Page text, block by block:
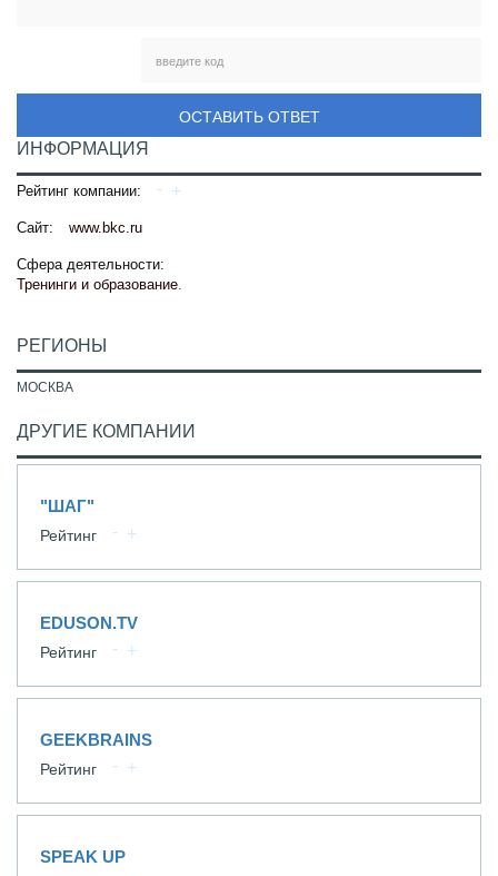
ОСТАВИТЬ ОТВЕТ
ИНФОРМАЦИЯ
Рейтинг компании:
Сайт: www.bkc.ru
Сфера деятельности:
Тренинги и образование.
РЕГИОНЫ
МОСКВА
ДРУГИЕ КОМПАНИИ
"ШАГ"
Рейтинг
EDUSON.TV
Рейтинг
GEEKBRAINS
Рейтинг
SPEAK UP